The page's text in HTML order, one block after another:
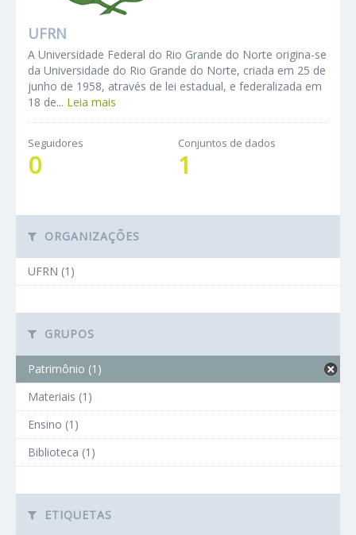
UFRN
A Universidade Federal do Rio Grande do Norte origina-se
da Universidade do Rio Grande do Norte, criada em 25 de
junho de 1958, através de lei estadual, e federalizada em
18 de... Leia mais
Seguidores
0
Conjuntos de dados
1
ORGANIZAÇÕES
UFRN (1)
GRUPOS
Patrimônio (1)
Materiais (1)
Ensino (1)
Biblioteca (1)
ETIQUETAS